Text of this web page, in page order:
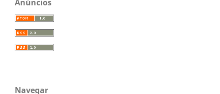
Anúncios
Navegar